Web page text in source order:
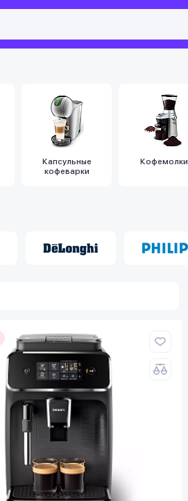
Капсульные
кофеварки
Кофемолки